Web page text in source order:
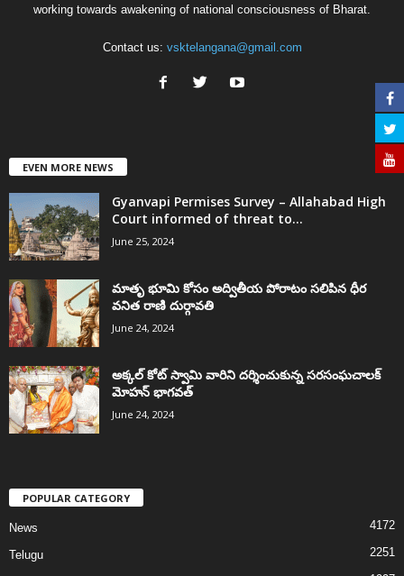
working towards awakening of national consciousness of Bharat.
Contact us: vsktelangana@gmail.com
EVEN MORE NEWS
Gyanvapi Permises Survey – Allahabad High
Court informed of threat to...
June 25, 2024
మాతృ భూమి కోసం అద్వితీయ పోరాటం సలిపిన ధీర
వనిత రాణి దుర్గావతి
June 24, 2024
అక్కల్‌ కోట్‌ స్వామి వారిని దర్శించుకున్న సరసంఘచాలక్
మోహన్ భాగవత్
June 24, 2024
POPULAR CATEGORY
News 4172
Telugu 2251